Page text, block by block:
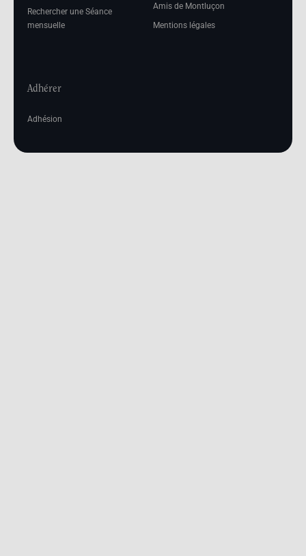
Rechercher une Séance
mensuelle
Amis de Montluçon
Mentions légales
Adhérer
Adhésion